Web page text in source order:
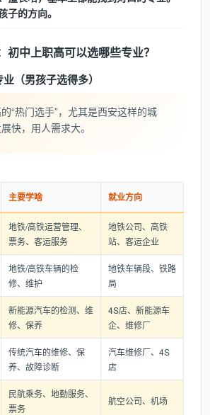
子的方向。
初中上职高可以选哪些专业？
（男孩子选得多）
“热门选手”，尤其是西安这样的城
快，用人需求大。
主要学啥 就业方向
地铁/高铁运营管理、
票务、客运服务
地铁公司、高铁
站、客运企业
地铁/高铁车辆的检
修、维护
地铁车辆段、铁路
局
新能源汽车的检测、维
修、保养
4S店、新能源车
企、维修厂
传统汽车的维修、保
养、故障诊断
汽车维修厂、4S
店
民航乘务、地勤服务、
票务
航空公司、机场